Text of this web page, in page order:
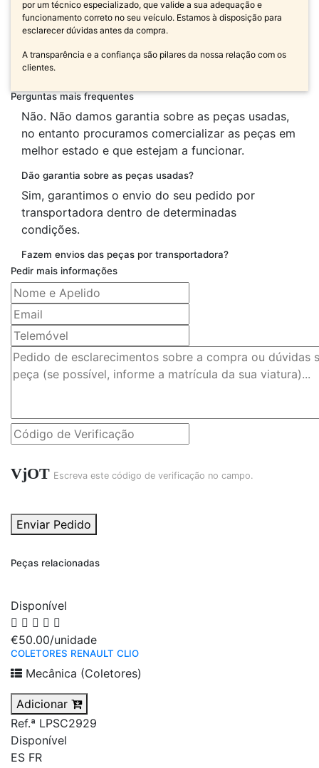
por um técnico especializado, que valide a sua adequação e
funcionamento correto no seu veículo. Estamos à disposição para
esclarecer dúvidas antes da compra.
A transparência e a confiança são pilares da nossa relação com os
clientes.
Perguntas mais frequentes
Não. Não damos garantia sobre as peças usadas,
no entanto procuramos comercializar as peças em
melhor estado e que estejam a funcionar.
Dão garantia sobre as peças usadas?
Sim, garantimos o envio do seu pedido por
transportadora dentro de determinadas
condições.
Fazem envios das peças por transportadora?
Pedir mais informações
VjOT Escreva este código de verificação no campo.
Enviar Pedido
Peças relacionadas
Disponível
€50.00/unidade
COLETORES RENAULT CLIO
Mecânica (Coletores)
Adicionar
Ref.ª LPSC2929
Disponível
ES FR